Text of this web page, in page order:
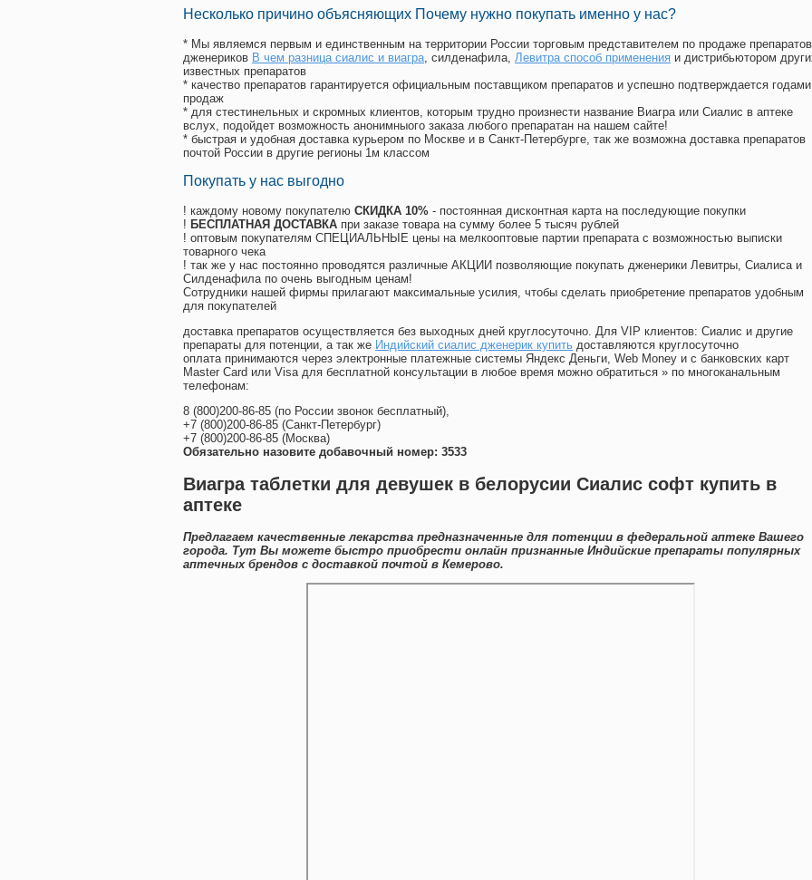
Несколько причино объясняющих Почему нужно покупать именно у нас?
* Мы являемся первым и единственным на территории России торговым представителем по продаже препаратов
дженериков В чем разница сиалис и виагра, силденафила, Левитра способ применения и дистрибьютором
известных препаратов
* качество препаратов гарантируется официальным поставщиком препаратов и успешно подтверждается годами
продаж
* для стестинельных и скромных клиентов, которым трудно произнести название Виагра или Сиалис в аптеке
вслух, подойдет возможность анонимныого заказа любого препаратан на нашем сайте!
* быстрая и удобная доставка курьером по Москве и в Санкт-Петербурге, так же возможна доставка препаратов
почтой России в другие регионы 1м классом
Покупать у нас выгодно
! каждому новому покупателю СКИДКА 10% - постоянная дисконтная карта на последующие покупки
! БЕСПЛАТНАЯ ДОСТАВКА при заказе товара на сумму более 5 тысяч рублей
! оптовым покупателям СПЕЦИАЛЬНЫЕ цены на мелкооптовые партии препарата с возможностью выписки
товарного чека
! так же у нас постоянно проводятся различные АКЦИИ позволяющие покупать дженерики Левитры, Сиалиса и
Силденафила по очень выгодным ценам!
Cотрудники нашей фирмы прилагают максимальные усилия, чтобы сделать приобретение препаратов удобным
для покупателей
доставка препаратов осуществляется без выходных дней круглосуточно. Для VIP клиентов: Сиалис и другие
препараты для потенции, а так же Индийский сиалис дженерик купить доставляются круглосуточно
оплата принимаются через электронные платежные системы Яндекс Деньги, Web Money и с банковских карт
Master Card или Visa для бесплатной консультации в любое время можно обратиться » по многоканальным
телефонам:
8 (800)200-86-85 (по России звонок бесплатный),
+7 (800)200-86-85 (Санкт-Петербург)
+7 (800)200-86-85 (Москва)
Обязательно назовите добавочный номер: 3533
Виагра таблетки для девушек в белорусии Сиалис софт купить в
аптеке
Предлагаем качественные лекарства предназначенные для потенции в федеральной аптеке Вашего
города. Тут Вы можете быстро приобрести онлайн признанные Индийские препараты популярных
аптечных брендов с доставкой почтой в Кемерово.